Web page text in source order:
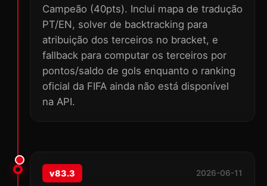
Campeão (40pts). Inclui mapa de tradução
PT/EN, solver de backtracking para
atribuição dos terceiros no bracket, e
fallback para computar os terceiros por
pontos/saldo de gols enquanto o ranking
oficial da FIFA ainda não está disponível
na API.
v83.3 2026-06-11